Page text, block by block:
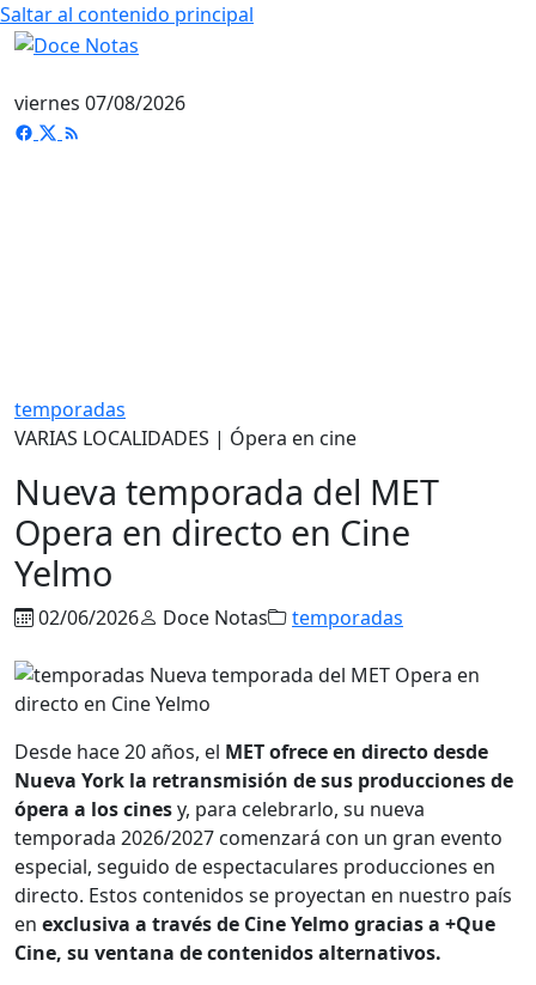
Saltar al contenido principal
viernes 07/08/2026
temporadas
VARIAS LOCALIDADES | Ópera en cine
Nueva temporada del MET
Opera en directo en Cine
Yelmo
02/06/2026 Doce Notas temporadas
Desde hace 20 años, el MET ofrece en directo desde
Nueva York la retransmisión de sus producciones de
ópera a los cinesy, para celebrarlo, su nueva
temporada 2026/2027 comenzará con un gran evento
especial, seguido de espectaculares producciones en
directo. Estos contenidos se proyectan en nuestro país
en exclusiva a través de Cine Yelmo gracias a +Que
Cine, su ventana de contenidos alternativos.